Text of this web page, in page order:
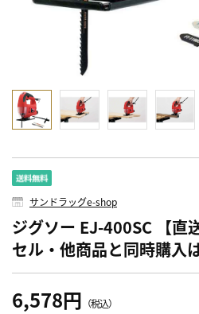
サンドラッグe-shop
ジグソー EJ-400SC 【直
セル・他商品と同時購入
6,578円 （税込）